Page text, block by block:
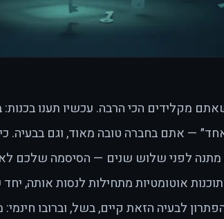
מקלידים הכי הרבה. עכשיו תענו
— אתם בחברה טובה מאוד, וגם בבעיה.
מתנה לפני שלוש שנים — הסיסמה שלכם
אוטומטיות מתחילות לנסות אותה, יחד
לבעיה הזאת קיים, בשל, וברובו